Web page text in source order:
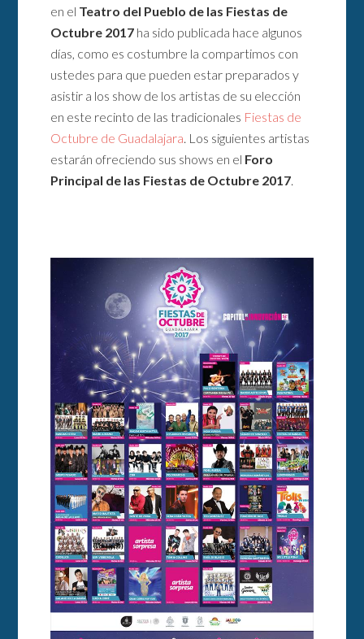
en el Teatro del Pueblo de las Fiestas de
Octubre 2017 ha sido publicada hace algunos
días, como es costumbre la compartimos con
ustedes para que pueden estar preparados y
asistir a los show de los artistas de su elección
en este recinto de las tradicionales Fiestas de
Octubre de Guadalajara. Los siguientes artistas
estarán ofreciendo sus shows en el Foro
Principal de las Fiestas de Octubre 2017.